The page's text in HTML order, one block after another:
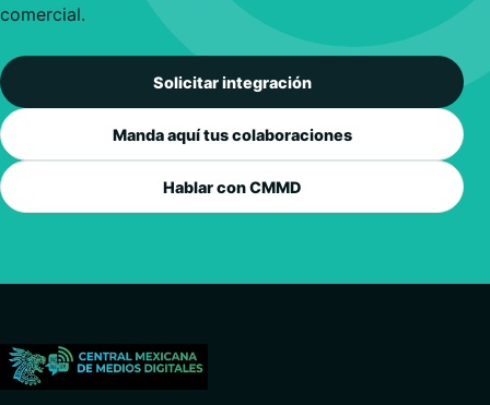
comercial.
Solicitar integración
Manda aquí tus colaboraciones
Hablar con CMMD